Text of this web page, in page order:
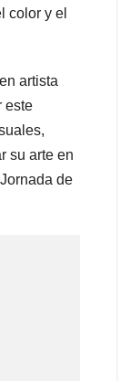
color y el
artista
este
su arte en
de